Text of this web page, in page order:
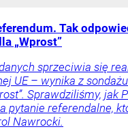
Tak
„Wprost”
sprzeciwia się
UE – wynika z
Sprawdziliśmy, jak
pytanie referendalne,
Nawrocki.